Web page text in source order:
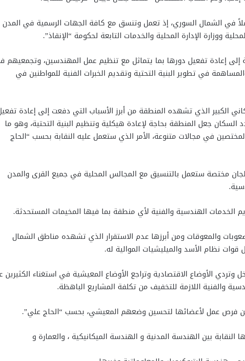
في الشمال السوري، إذ تعمل وتنسق مع كافة الجهات الرسمية في المدن
ووزارة الإدارة المحلية والخدمات التابعة لحكومة “الإنقاذ”.
إلى إعادة تفعيل دورها بما يتماثل مع تنظيم عمل المهندسين، وتجمعيهم
في تطوير البنية التحتية وتقديم الخبرات الفنية للمواطنين في
الكبير الذي تشهده المنطقة من أبرز الأسباب التي دفعت إلى إعادة
السكان جعل المنطقة بحاجة لإعادة هيكلية وتنظيم البنية التحتية، وهو ما
في مجالات متنوعة، الأمر الذي ستعمل عليه النقابة بحسب “الحاج
مختصة ستعمل بالتنسيق مع المجالس المحلية في جميع القرى والمدن
الخدمات الهندسية والفنية لأي منطقة بما فيها المخيمات المستحدثة.
والمعوقات ومن أبرزها عدم الاستقرار الذي تشهده مناطق الشمال
نظام الأسد والميليشيات الموالية له.
الأوضاع الاقتصادية وتراجع الأوضاع المعيشية في استغناء الكثيرين
والفنية اللازمة للتخفيف من تكلفة المشاريع الباهظة.
فرص عمل لأعضائها لتحسين وضعهم المعيشي، بحسب “الحاج علي”.
النقابة بين الهندسة المدنية و الهندسة الميكانيكية ، والعمارة و
أكثر مرارة.
مُخيمات الشّمال .. مَشقة مُضاعفة تدفعُ
طلاباً إلى تركِ التعليم.